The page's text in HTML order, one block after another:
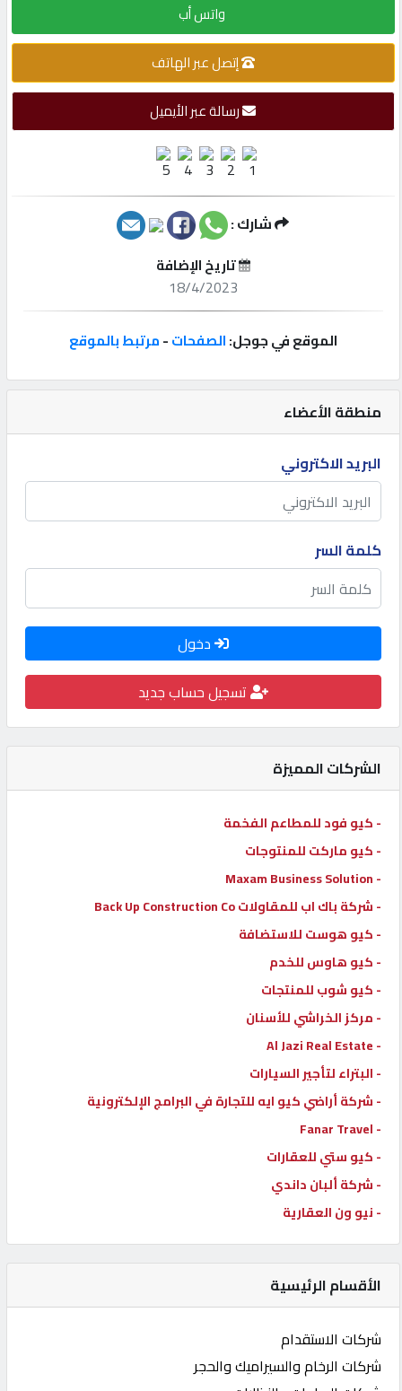
شركات
إعلانات
المنتدى
مزاد
كيو
نمبر
كيو
كارز
ماركت
الدليل
القطري
POWERED
QHOST
منطقة الأعضاء
البريد الاكتروني
كلمة السر
دخول
تسجيل حساب جديد
الشركات المميزة
- كيو فود للمطاعم الفخمة
- كيو ماركت للمنتوجات
- Maxam Business Solution
- شركة باك اب للمقاولات Back Up Construction Co
- كيو هوست للاستضافة
- كيو هاوس للخدم
- كيو شوب للمنتجات
- مركز الخراشي للأسنان
- Al Jazi Real Estate
- البتراء لتأجير السيارات
- شركة أراضي كيو ايه للتجارة في البرامج الإلكترونية
- Fanar Travel
- كيو ستي للعقارات
- شركة ألبان داندي
- نيو ون العقارية
الأقسام الرئيسية
شركات الاستقدام
شركات الرخام والسيراميك والحجر
واتس أب
إتصل عبر الهاتف
رسالة عبر الأيميل
شارك :
تاريخ الإضافة
18/4/2023
الموقع في جوجل:الصفحات-مرتبط بالموقع